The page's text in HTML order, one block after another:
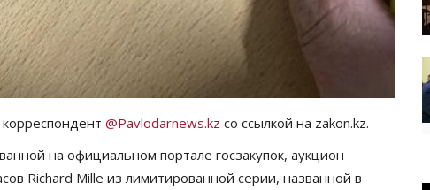
@Pavlodarnews.kz со ссылкой на zakon.kz.
на официальном портале госзакупок, аукцион
Richard Mille из лимитированной серии, названной в